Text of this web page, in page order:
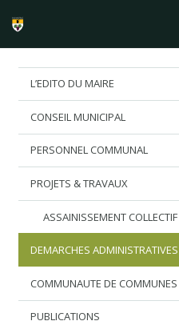
L’EDITO DU MAIRE
CONSEIL MUNICIPAL
PERSONNEL COMMUNAL
PROJETS & TRAVAUX
ASSAINISSEMENT COLLECTIF
DEMARCHES ADMINISTRATIVES
COMMUNAUTE DE COMMUNES
PUBLICATIONS